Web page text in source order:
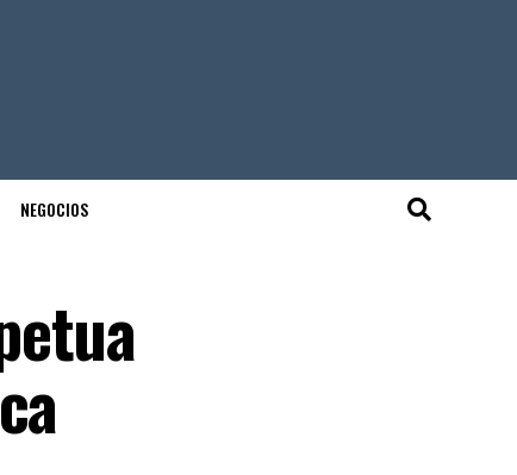
NEGOCIOS